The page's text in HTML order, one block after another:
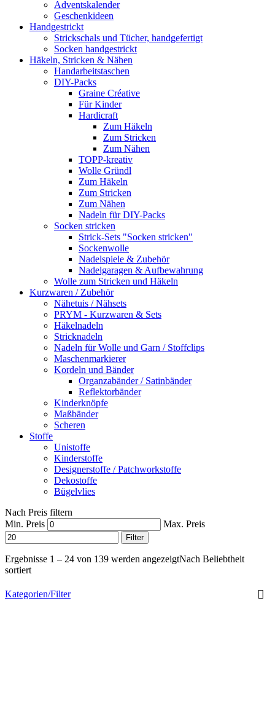
Adventskalender
Geschenkideen
Handgestrickt
Strickschals und Tücher, handgefertigt
Socken handgestrickt
Häkeln, Stricken & Nähen
Handarbeitstaschen
DIY-Packs
Graine Créative
Für Kinder
Hardicraft
Zum Häkeln
Zum Stricken
Zum Nähen
TOPP-kreativ
Wolle Gründl
Zum Häkeln
Zum Stricken
Zum Nähen
Nadeln für DIY-Packs
Socken stricken
Strick-Sets "Socken stricken"
Sockenwolle
Nadelspiele & Zubehör
Nadelgaragen & Aufbewahrung
Wolle zum Stricken und Häkeln
Kurzwaren / Zubehör
Nähetuis / Nähsets
PRYM - Kurzwaren & Sets
Häkelnadeln
Stricknadeln
Nadeln für Wolle und Garn / Stoffclips
Maschenmarkierer
Kordeln und Bänder
Organzabänder / Satinbänder
Reflektorbänder
Kinderknöpfe
Maßbänder
Scheren
Stoffe
Unistoffe
Kinderstoffe
Designerstoffe / Patchworkstoffe
Dekostoffe
Bügelvlies
Nach Preis filtern
Min. Preis
Max. Preis
Filter
Ergebnisse 1 – 24 von 139 werden angezeigtNach Beliebtheit
sortiert
Kategorien/Filter